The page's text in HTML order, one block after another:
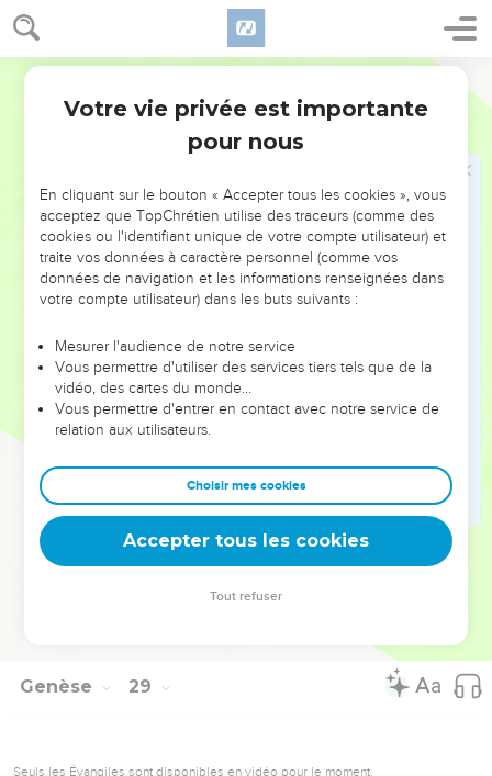
Genèse 28
familles de la terre seront bénies en toi et en ta
descendance.
Je suis moi-même avec toi, je te garderai partout où tu iras
et je te ramènerai dans ce pays, car je ne t'abandonnerai pas
tant que je n’aurai pas accompli ce que je te dis. »
Jacob se réveilla et se dit : « C’est certain, l'Eternel est
Il eut peur et dit : « Que cet endroit est redoutable ! C'est
ici que se trouve la maison de Dieu, c'est ici que se trouve la
porte du ciel ! »
Jacob se leva de bon matin. Il prit la pierre dont il avait fait
sommet.
Il appela cet endroit Béthel, mais la ville s'appelait
auparavant Luz.
20
pendant mon voyage, s'il me donne du pain à manger et des
habits à mettre,
et si je reviens dans la paix chez mon père, alors l'Eternel
sera mon Dieu.
Cette pierre dont j’ai fait un monument sera la maison de
Genèse 29
Seuls les Évangiles sont disponibles en vidéo pour le moment.
Votre vie privée est importante
pour nous
En cliquant sur le bouton « Accepter tous les cookies », vous
acceptez que TopChrétien utilise des traceurs (comme des
cookies ou l'identifiant unique de votre compte utilisateur) et
traite vos données à caractère personnel (comme vos
données de navigation et les informations renseignées dans
votre compte utilisateur) dans les buts suivants :
Mesurer l'audience de notre service
Vous permettre d'utiliser des services tiers tels que de la
vidéo, des cartes du monde…
Vous permettre d'entrer en contact avec notre service de
relation aux utilisateurs.
Choisir mes cookies
Accepter tous les cookies
Tout refuser